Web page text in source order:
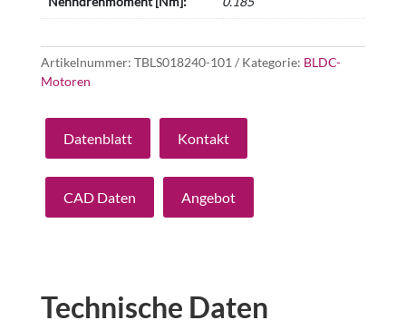
Artikelnummer: TBLS018240-101 Kategorie: BLDC-
Motoren
Datenblatt Kontakt
CAD Daten Angebot
Technische Daten